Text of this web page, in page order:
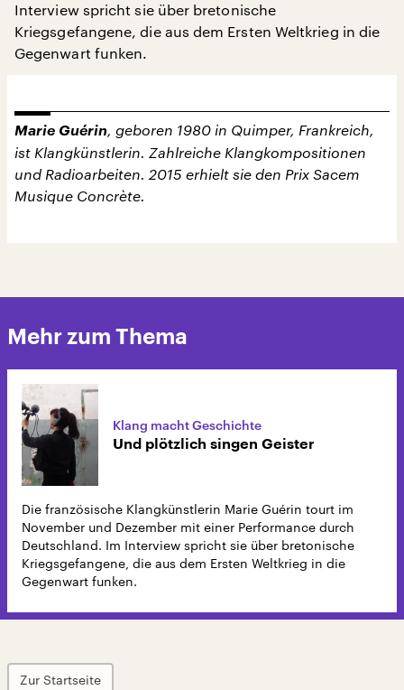
Interview spricht sie über bretonische
Kriegsgefangene, die aus dem Ersten Weltkrieg in die
Gegenwart funken.
Marie Guérin, geboren 1980 in Quimper, Frankreich,
ist Klangkünstlerin. Zahlreiche Klangkompositionen
und Radioarbeiten. 2015 erhielt sie den Prix Sacem
Musique Concrète.
Mehr zum Thema
Klang macht Geschichte
Und plötzlich singen Geister
Die französische Klangkünstlerin Marie Guérin tourt im
November und Dezember mit einer Performance durch
Deutschland. Im Interview spricht sie über bretonische
Kriegsgefangene, die aus dem Ersten Weltkrieg in die
Gegenwart funken.
Zur Startseite